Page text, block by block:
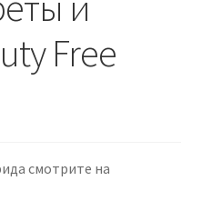
Free
смотрите на